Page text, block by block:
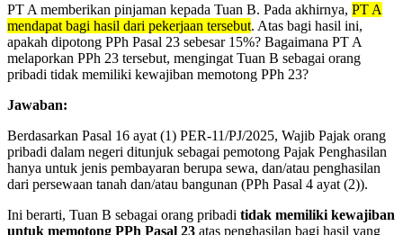
PT A memberikan pinjaman kepada Tuan B. Pada akhirnya, PT A
mendapat bagi hasil dari pekerjaan tersebut. Atas bagi hasil ini,
apakah dipotong PPh Pasal 23 sebesar 15%? Bagaimana PT A
melaporkan PPh 23 tersebut, mengingat Tuan B sebagai orang
pribadi tidak memiliki kewajiban memotong PPh 23?
Jawaban:
Berdasarkan Pasal 16 ayat (1) PER-11/PJ/2025, Wajib Pajak orang
pribadi dalam negeri ditunjuk sebagai pemotong Pajak Penghasilan
hanya untuk jenis pembayaran berupa sewa, dan/atau penghasilan
dari persewaan tanah dan/atau bangunan (PPh Pasal 4 ayat (2)).
Ini berarti, Tuan B sebagai orang pribadi tidak memiliki kewajiban
untuk memotong PPh Pasal 23 atas penghasilan bagi hasil yang